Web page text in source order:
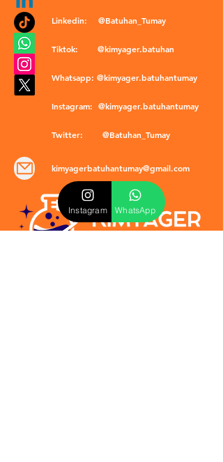
Linkedin: @Batuhan_Tumay
Tiktok: @kimyager.batuhan
Whatsapp: @kimyager.batuhantumay
Instagram: @kimyager.batuhantumay
Twitter: @Batuhan_Tumay
kimyagerbatuhantumay@gmail.com
Instagram WhatsApp